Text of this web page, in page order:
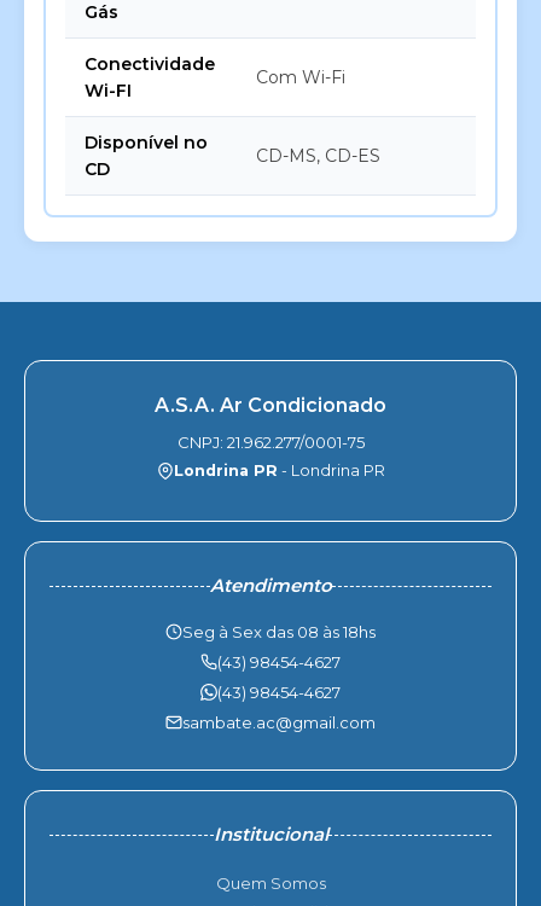
Gás
Conectividade
Wi-FI
Com Wi-Fi
Disponível no
CD
CD-MS, CD-ES
A.S.A. Ar Condicionado
CNPJ: 21.962.277/0001-75
Londrina PR - Londrina PR
Atendimento
Seg à Sex das 08 às 18hs
(43) 98454-4627
(43) 98454-4627
sambate.ac@gmail.com
Institucional
Quem Somos